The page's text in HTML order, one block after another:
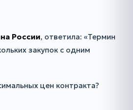
России, ответила: «Термин
закупок с одним
цен контракта?